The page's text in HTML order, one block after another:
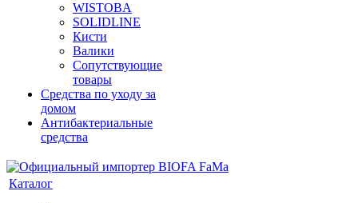
WISTOBA
SOLIDLINE
Кисти
Валики
Сопутствующие
товары
Средства по уходу за
домом
Антибактериальные
средства
Каталог